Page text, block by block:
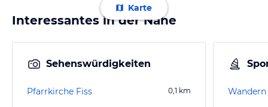
Karte
Interessantes in der Nähe
Sehenswürdigkeiten
Pfarrkirche Fiss 0,1 km Wandern